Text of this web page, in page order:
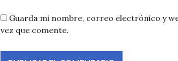
Guarda mi nombre, correo electrónico y
vez que comente.